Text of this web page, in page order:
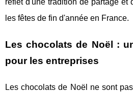
reflet d'une tradition de partage et
les fêtes de fin d'année en France.
Les chocolats de Noël :
pour les entreprises
Les chocolats de Noël ne sont